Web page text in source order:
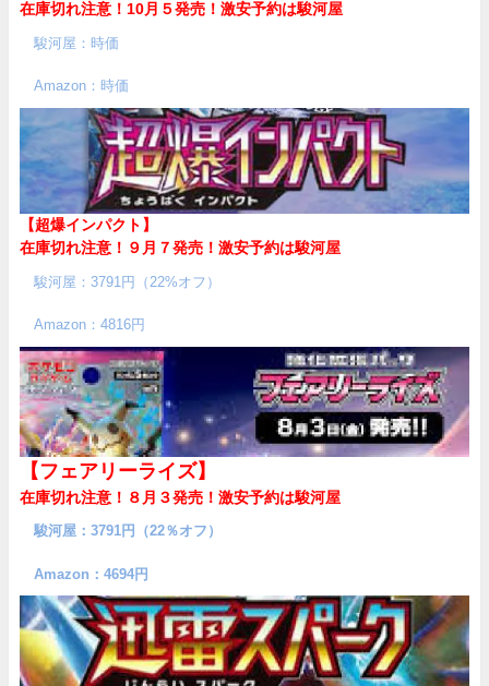
在庫切れ注意！10月５発売！ 激安予約は駿河屋
駿河屋：時価
Amazon：時価
【超爆インパクト】
在庫切れ注意！９月７発売！ 激安予約は駿河屋
駿河屋：3791円（22%オフ）
Amazon：4816円
【フェアリーライズ】
在庫切れ注意！８月３発売！ 激安予約は駿河屋
駿河屋：3791円（22％オフ）
Amazon：4694円